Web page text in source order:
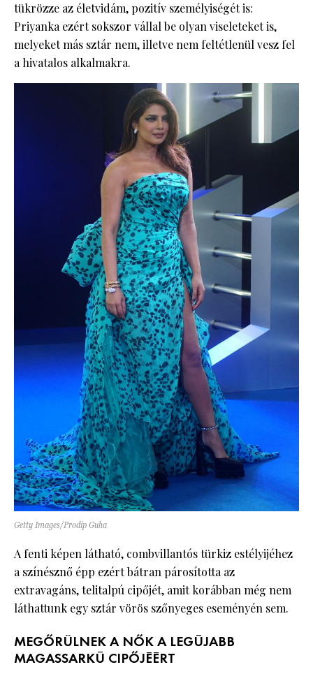
tükrözze az életvidám, pozitív személyiségét is:
Priyanka ezért sokszor vállal be olyan viseleteket is,
melyeket más sztár nem, illetve nem feltétlenül vesz fel
a hivatalos alkalmakra.
Getty Images/Prodip Guha
A fenti képen látható, combvillantós türkiz estélyijéhez
a színésznő épp ezért bátran párosította az
extravagáns, telitalpú cipőjét, amit korábban még nem
láthattunk egy sztár vörös szőnyeges eseményén sem.
MEGŐRÜLNEK A NŐK A LEGÚJABB
MAGASSARKÚ CIPŐJÉÉRT